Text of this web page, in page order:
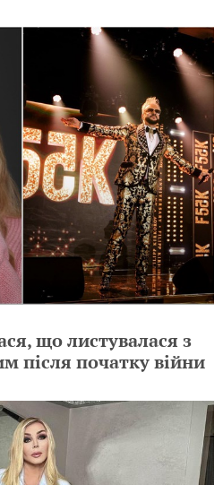
що листувалася з
після початку війни